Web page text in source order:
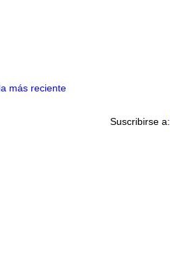
más reciente
Suscribirse a: